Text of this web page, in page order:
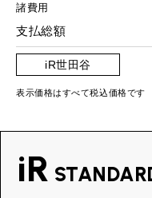
諸費用
支払総額
iR世田谷
表示価格はすべて税込価格です
iR